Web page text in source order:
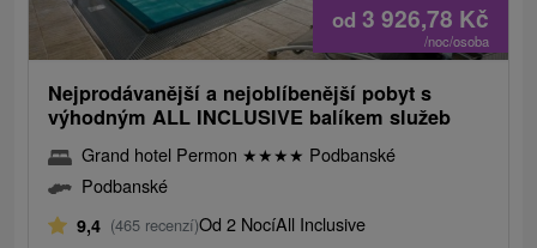
od 3 926,78 Kč
/noc/osoba
Nejprodávanější a nejoblíbenější pobyt s
výhodným ALL INCLUSIVE balíkem služeb
Grand hotel Permon ★★★★ Podbanské
Podbanské
9,4 (465 recenzí)Od 2 NocíAll Inclusive